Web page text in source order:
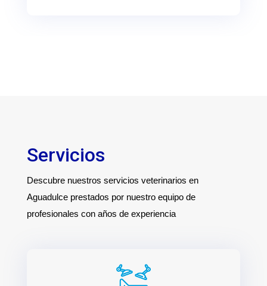
Servicios
Descubre nuestros servicios veterinarios en
Aguadulce prestados por nuestro equipo de
profesionales con años de experiencia